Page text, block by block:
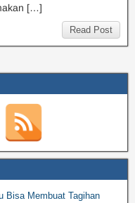
[…]
Read Post
Bisa Membuat Tagihan